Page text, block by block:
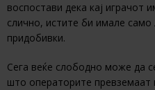
воспостави дека кај играчот
слично, истите би имале
придобивки.
Сега веќе слободно може да
што операторите превземаат